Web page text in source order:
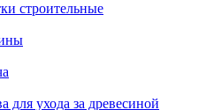
строительные
для ухода за древесиной